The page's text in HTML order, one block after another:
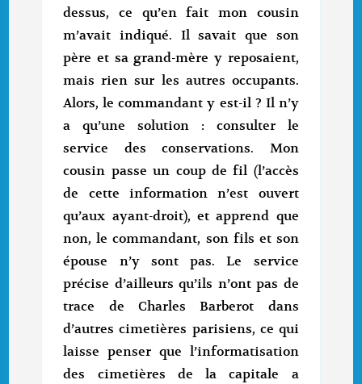
dessus, ce qu’en fait mon cousin
m’avait indiqué. Il savait que son
père et sa grand-mère y reposaient,
mais rien sur les autres occupants.
Alors, le commandant y est-il ? Il n’y
a qu’une solution : consulter le
service des conservations. Mon
cousin passe un coup de fil (l’accès
de cette information n’est ouvert
qu’aux ayant-droit), et apprend que
non, le commandant, son fils et son
épouse n’y sont pas. Le service
précise d’ailleurs qu’ils n’ont pas de
trace de Charles Barberot dans
d’autres cimetières parisiens, ce qui
laisse penser que l’informatisation
des cimetières de la capitale a